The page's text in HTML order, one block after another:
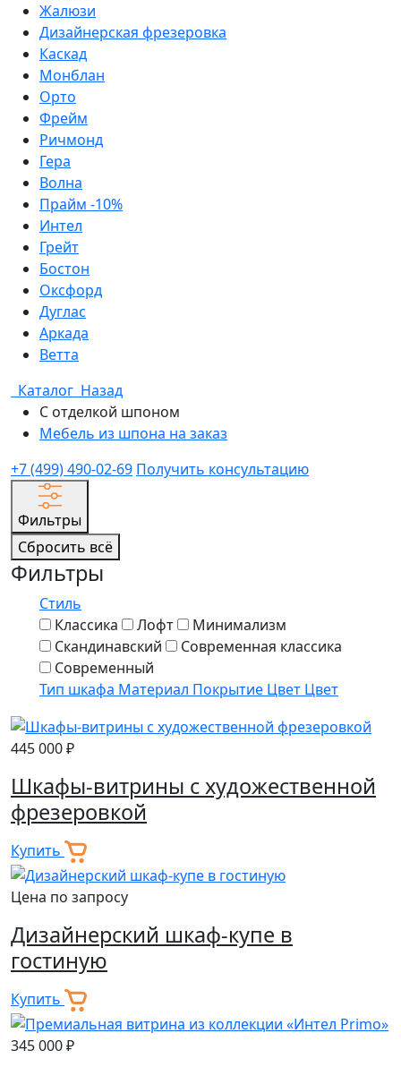
Жалюзи
Дизайнерская фрезеровка
Каскад
Монблан
Орто
Фрейм
Ричмонд
Гера
Волна
Прайм -10%
Интел
Грейт
Бостон
Оксфорд
Дуглас
Аркада
Ветта
Каталог Назад
С отделкой шпоном
Мебель из шпона на заказ
+7 (499) 490-02-69 Получить консультацию
Фильтры
Сбросить всё
Фильтры
Стиль
Классика
Лофт
Минимализм
Скандинавский
Современная классика
Современный
Тип шкафа Материал Покрытие Цвет Цвет
445 000 ₽
Шкафы-витрины с художественной
фрезеровкой
Купить
Цена по запросу
Дизайнерский шкаф-купе в
гостиную
Купить
345 000 ₽